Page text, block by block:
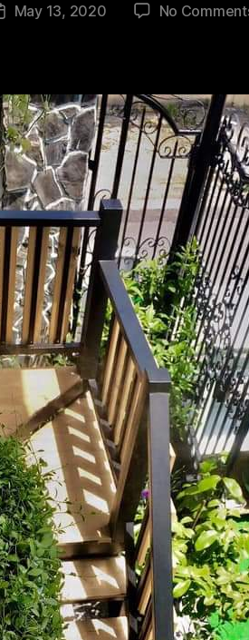
May 13, 2020 No